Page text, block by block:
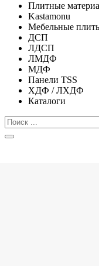
Плитные
Kastamonu
Мебельные
ДСП
ЛДСП
ЛМДФ
МДФ
Панели TSS
ХДФ / ЛХДФ
Каталоги